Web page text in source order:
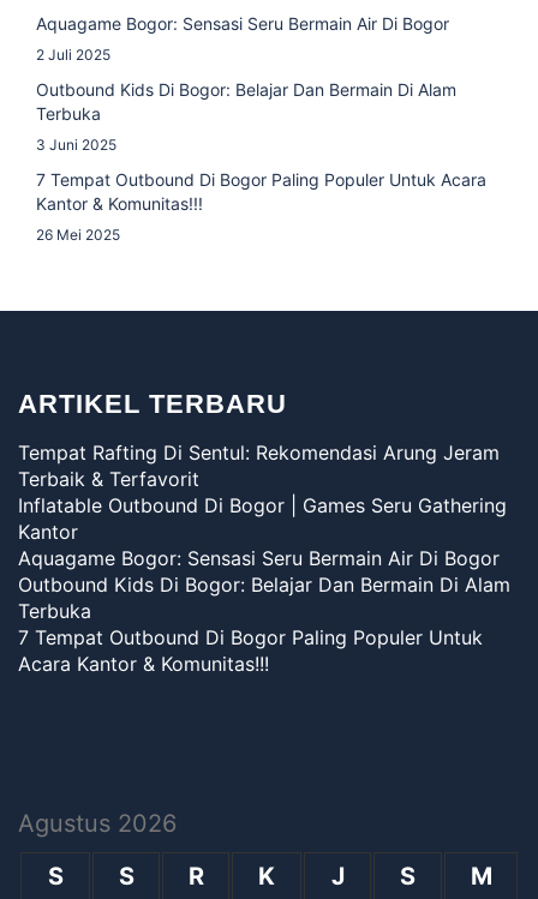
Aquagame Bogor: Sensasi Seru Bermain Air Di Bogor
2 Juli 2025
Outbound Kids Di Bogor: Belajar Dan Bermain Di Alam
Terbuka
3 Juni 2025
7 Tempat Outbound Di Bogor Paling Populer Untuk Acara
Kantor & Komunitas!!!
26 Mei 2025
ARTIKEL TERBARU
Tempat Rafting Di Sentul: Rekomendasi Arung Jeram
Terbaik & Terfavorit
Inflatable Outbound Di Bogor | Games Seru Gathering
Kantor
Aquagame Bogor: Sensasi Seru Bermain Air Di Bogor
Outbound Kids Di Bogor: Belajar Dan Bermain Di Alam
Terbuka
7 Tempat Outbound Di Bogor Paling Populer Untuk
Acara Kantor & Komunitas!!!
Agustus 2026
S
S R K J S M